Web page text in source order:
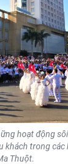
hoạt động
khách trong các
Thuột.